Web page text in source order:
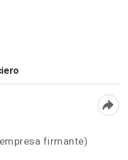
firmante)